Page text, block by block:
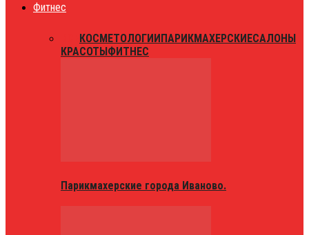
Фитнес
КОСМЕТОЛОГИИПАРИКМАХЕРСКИЕСАЛОНЫ
КРАСОТЫФИТНЕС
Парикмахерские города Иваново.